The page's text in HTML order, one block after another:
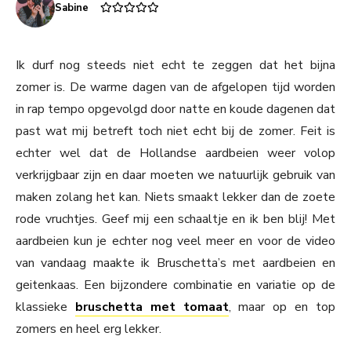
Sabine
Ik durf nog steeds niet echt te zeggen dat het bijna
zomer is. De warme dagen van de afgelopen tijd worden
in rap tempo opgevolgd door natte en koude dagenen dat
past wat mij betreft toch niet echt bij de zomer. Feit is
echter wel dat de Hollandse aardbeien weer volop
verkrijgbaar zijn en daar moeten we natuurlijk gebruik van
maken zolang het kan. Niets smaakt lekker dan de zoete
rode vruchtjes. Geef mij een schaaltje en ik ben blij! Met
aardbeien kun je echter nog veel meer en voor de video
van vandaag maakte ik Bruschetta’s met aardbeien en
geitenkaas. Een bijzondere combinatie en variatie op de
klassieke bruschetta met tomaat, maar op en top
zomers en heel erg lekker.